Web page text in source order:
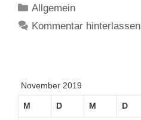
Kategorien
Allgemein
Kommentar hinterlassen
November 2019
M D M D